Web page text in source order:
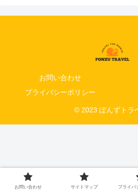
お問い合わせ
プライバシーポリシー
© 2023 ぽんずトラ
お問い合わせ サイトマップ プライバ